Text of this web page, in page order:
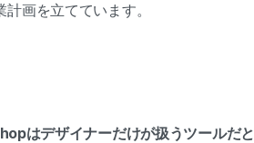
画を立てています。
はデザイナーだけが扱うツールだ